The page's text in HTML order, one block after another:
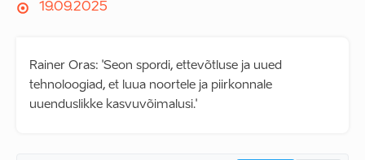
19.09.2025
Rainer Oras: 'Seon spordi, ettevõtluse ja uued
tehnoloogiad, et luua noortele ja piirkonnale
uuenduslikke kasvuvõimalusi.'